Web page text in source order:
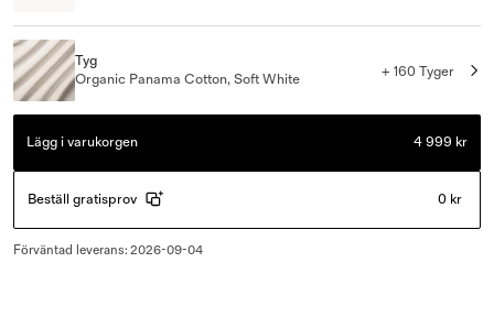
Tyg
Organic Panama Cotton, Soft White
+ 160 Tyger
Lägg i varukorgen 4 999 kr
Beställ gratisprov 0 kr
Förväntad leverans: 2026-09-04